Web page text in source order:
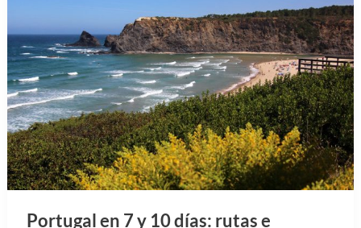
Portugal en 7 y 10 días: rutas e